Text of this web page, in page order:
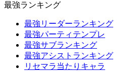
最強ランキング
最強リーダーランキング
最強パーティテンプレ
最強サブランキング
最強アシストランキング
リセマラ当たりキャラ